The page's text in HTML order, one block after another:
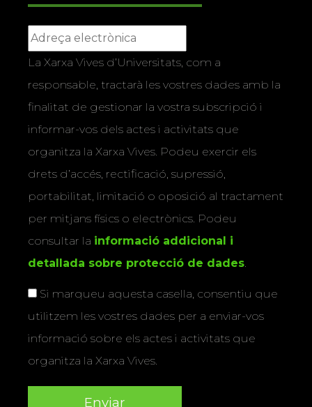
La Xarxa Vives d’Universitats, com a
responsable, tractarà les vostres dades amb la
finalitat de gestionar la vostra subscripció i
informar-vos dels actes i activitats que
organitza la Xarxa Vives. Podeu exercir els
drets d’accés, rectificació, supressió,
portabilitat, limitació o oposició al tractament
per mitjans físics o electrònics. Podeu
consultar la informació addicional i
detallada sobre protecció de dades.
Si marqueu aquesta casella, consentiu que
utilitzem les vostres dades per a enviar-vos
informació sobre els actes i activitats que
organitza la Xarxa Vives.